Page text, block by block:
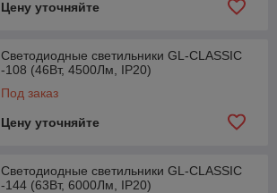
Цену уточняйте
Светодиодные светильники GL-CLASSIC
-108 (46Вт, 4500Лм, IP20)
Под заказ
Цену уточняйте
Светодиодные светильники GL-CLASSIC
-144 (63Вт, 6000Лм, IP20)